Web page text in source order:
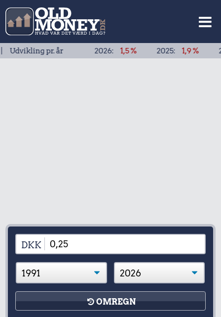
pr. år2026: 1,5 % 2025: 1,9 % 2024:
DKK
OMREGN